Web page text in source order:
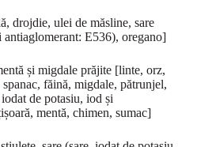
drojdie, ulei de măsline, sare
antiaglomerant: E536), oregano]
și migdale prăjite [linte, orz,
făină, migdale, pătrunjel,
de potasiu, iod și
mentă, chimen, sumac]